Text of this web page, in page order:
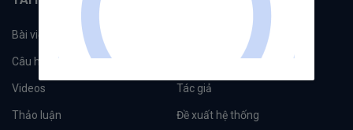
Bài viết
Câu hỏi
Videos Tác giả
Thảo luận Đề xuất hệ thống